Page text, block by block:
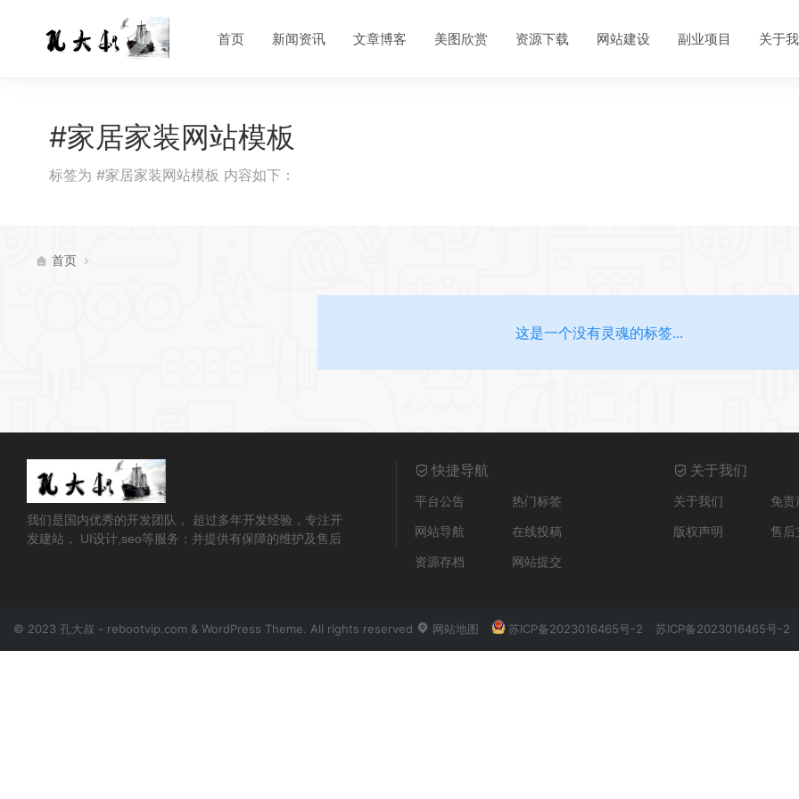
首页 新闻资讯 文章博客 美图欣赏 资源下载 网站建设 副业项目 关于
#家居家装网站模板
标签为 #家居家装网站模板 内容如下：
首页
这是一个没有灵魂的标签...
我们是国内优秀的开发团队， 超过多年开发经验，专注开
发建站， UI设计,seo等服务；并提供有保障的维护及售后
快捷导航
平台公告
热门标签
网站导航
在线投稿
资源存档
网站提交
关于我们
关于我们
免责
版权声明
售后
© 2023 孔大叔 - rebootvip.com & WordPress Theme. All rights reserved 网站地图 苏ICP备2023016465号-2 苏ICP备2023016465号-2